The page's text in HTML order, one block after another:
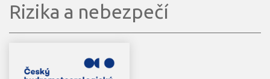
Rizika a nebezpečí